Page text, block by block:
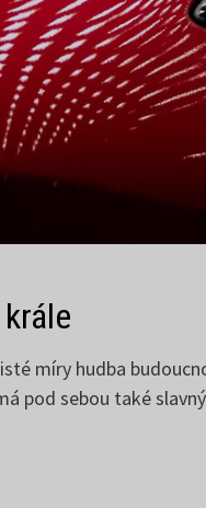
míry hudba
pod sebou také